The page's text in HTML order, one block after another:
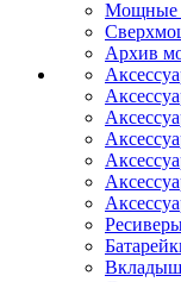
Мощные
Архив